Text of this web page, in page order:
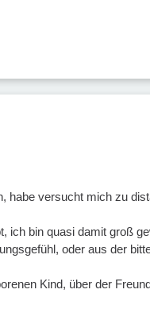
habe versucht mich zu
ich bin quasi damit groß
oder aus der
Kind, über der